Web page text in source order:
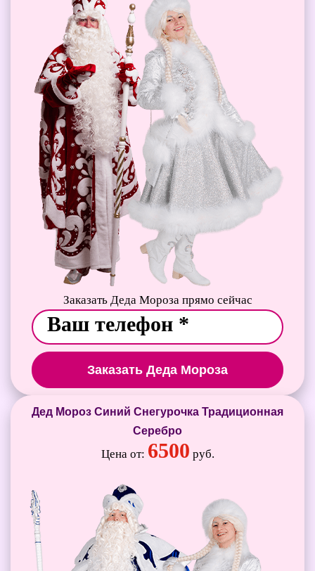
Заказать Деда Мороза прямо сейчас
Заказать Деда Мороза
Дед Мороз Синий Снегурочка Традиционная
Серебро
Цена от: 6500 руб.